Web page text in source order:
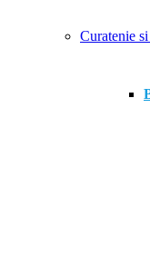
Curatenie